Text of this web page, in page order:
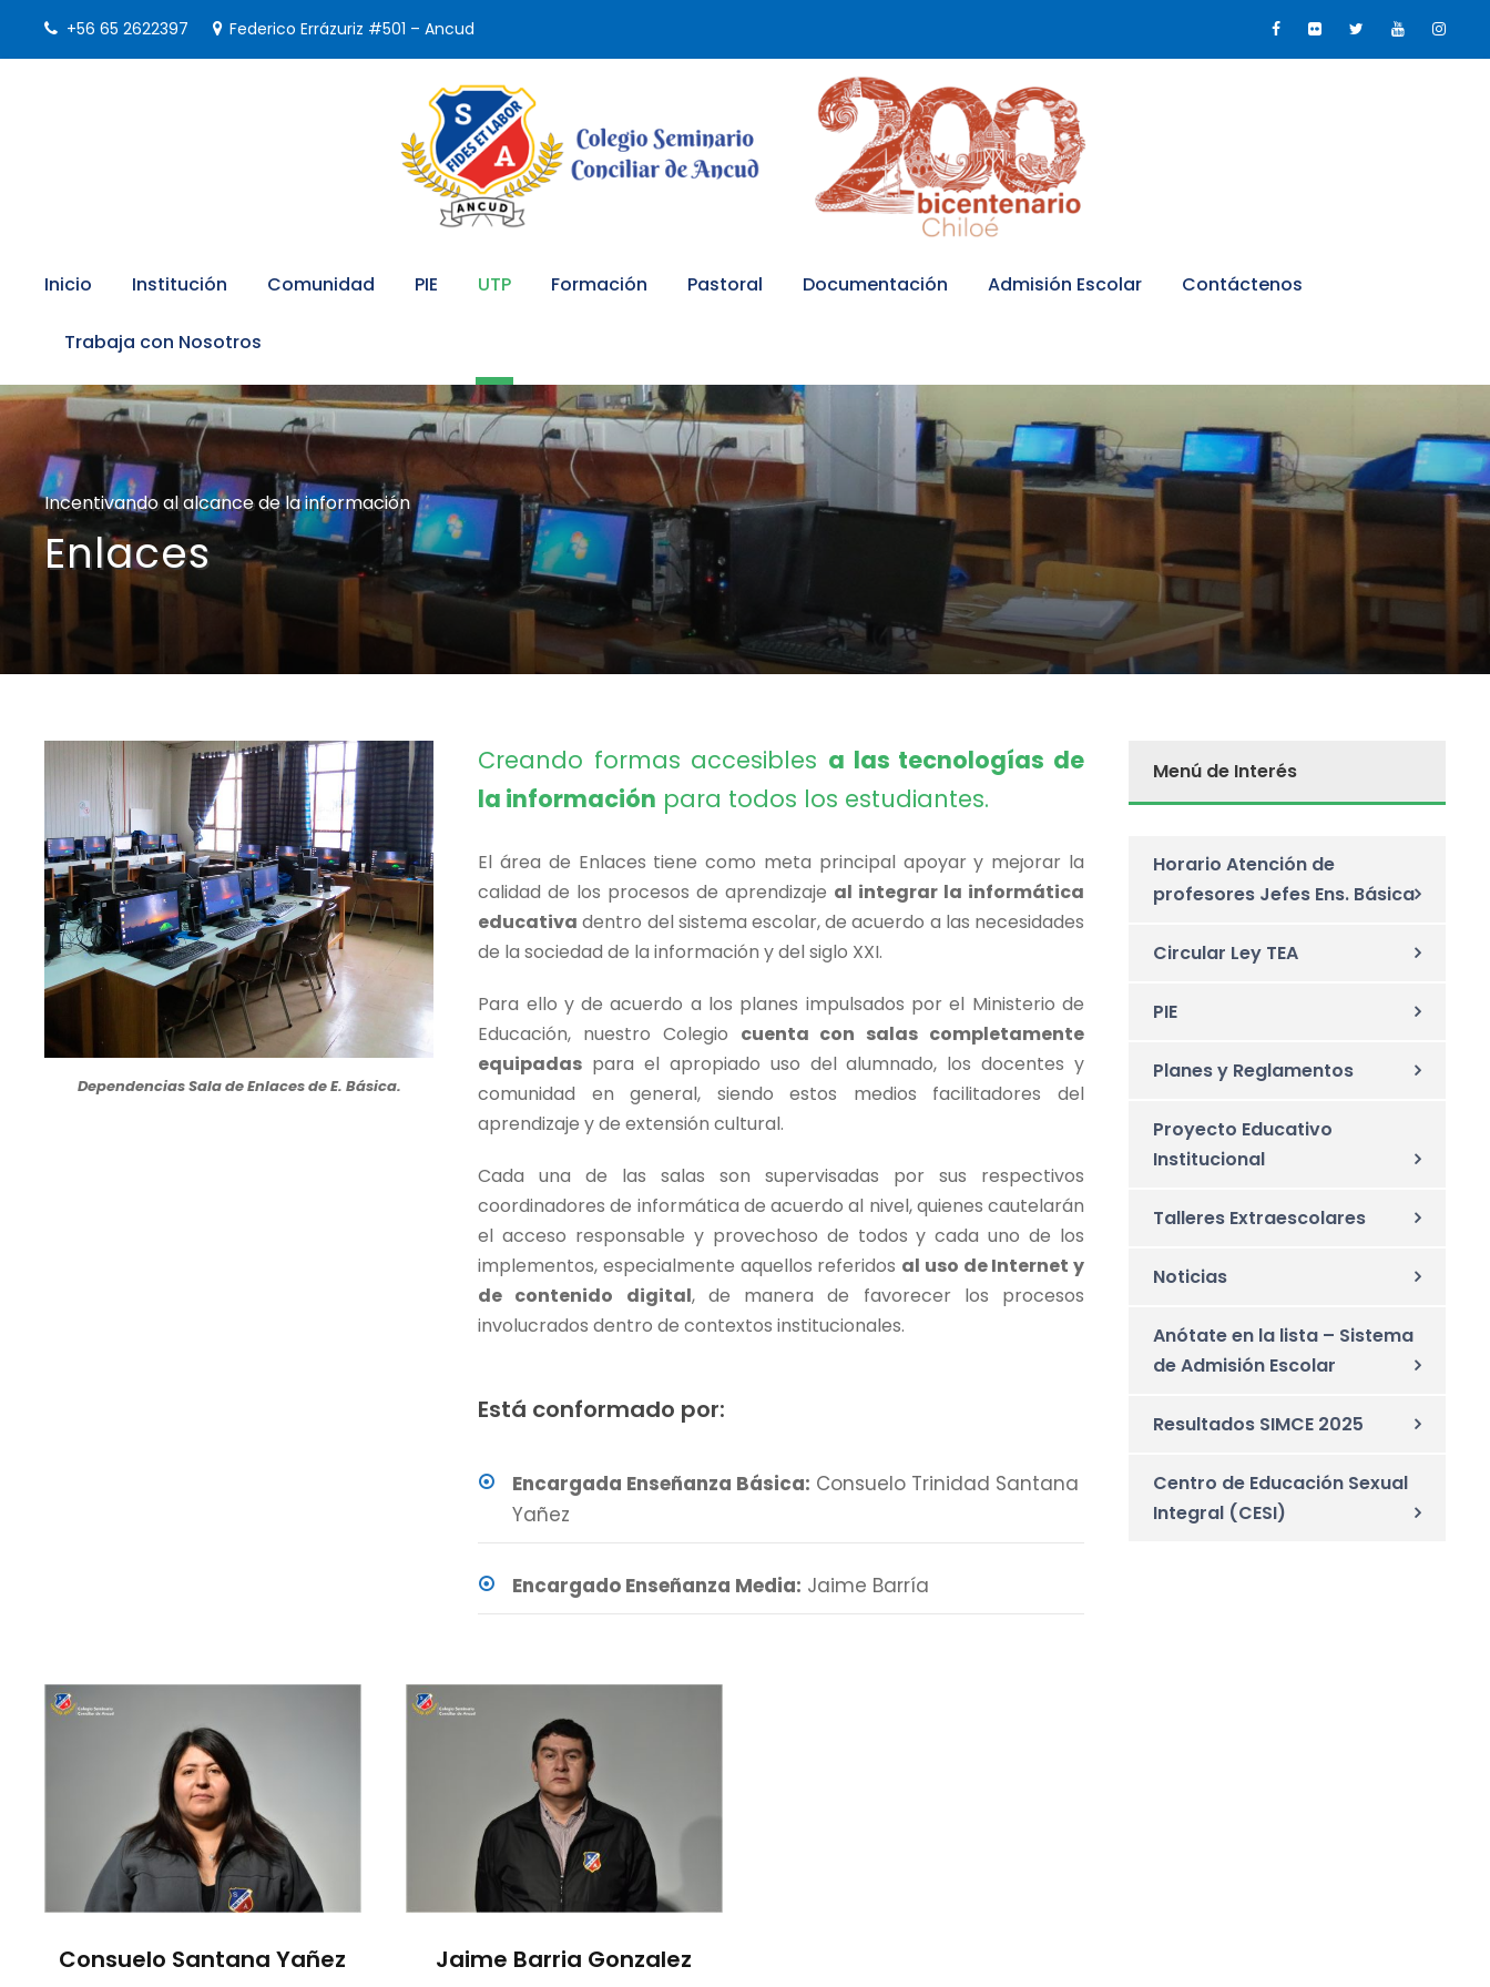
+56 65 2622397 Federico Errázuriz #501 – Ancud
Inicio Institución Comunidad PIE UTP Formación Pastoral Documentación Admisión Escolar Contáctenos
Trabaja con Nosotros
Incentivando al alcance de la información
Enlaces
Dependencias Sala de Enlaces de E. Básica.
Creando formas accesibles a las tecnologías de
la información para todos los estudiantes.
El área de Enlaces tiene como meta principal apoyar y mejorar la
calidad de los procesos de aprendizaje al integrar la informática
educativa dentro del sistema escolar, de acuerdo a las necesidades
de la sociedad de la información y del siglo XXI.
Para ello y de acuerdo a los planes impulsados por el Ministerio de
Educación, nuestro Colegio cuenta con salas completamente
equipadas para el apropiado uso del alumnado, los docentes y
comunidad en general, siendo estos medios facilitadores del
aprendizaje y de extensión cultural.
Cada una de las salas son supervisadas por sus respectivos
coordinadores de informática de acuerdo al nivel, quienes cautelarán
el acceso responsable y provechoso de todos y cada uno de los
implementos, especialmente aquellos referidos al uso de Internet y
de contenido digital, de manera de favorecer los procesos
involucrados dentro de contextos institucionales.
Está conformado por:
Encargada Enseñanza Básica: Consuelo Trinidad Santana
Yañez
Encargado Enseñanza Media: Jaime Barría
Consuelo Santana Yañez Jaime Barria Gonzalez
Menú de Interés
Horario Atención de
profesores Jefes Ens. Básica
Circular Ley TEA
PIE
Planes y Reglamentos
Proyecto Educativo
Institucional
Talleres Extraescolares
Noticias
Anótate en la lista – Sistema
de Admisión Escolar
Resultados SIMCE 2025
Centro de Educación Sexual
Integral (CESI)